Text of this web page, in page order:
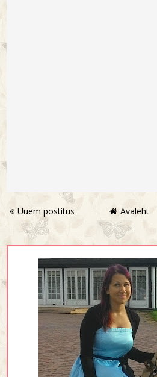
Uuem postitus Avaleht